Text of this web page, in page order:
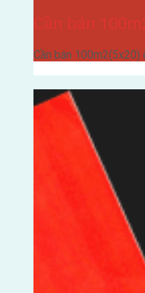
Cần bán
Cần bán